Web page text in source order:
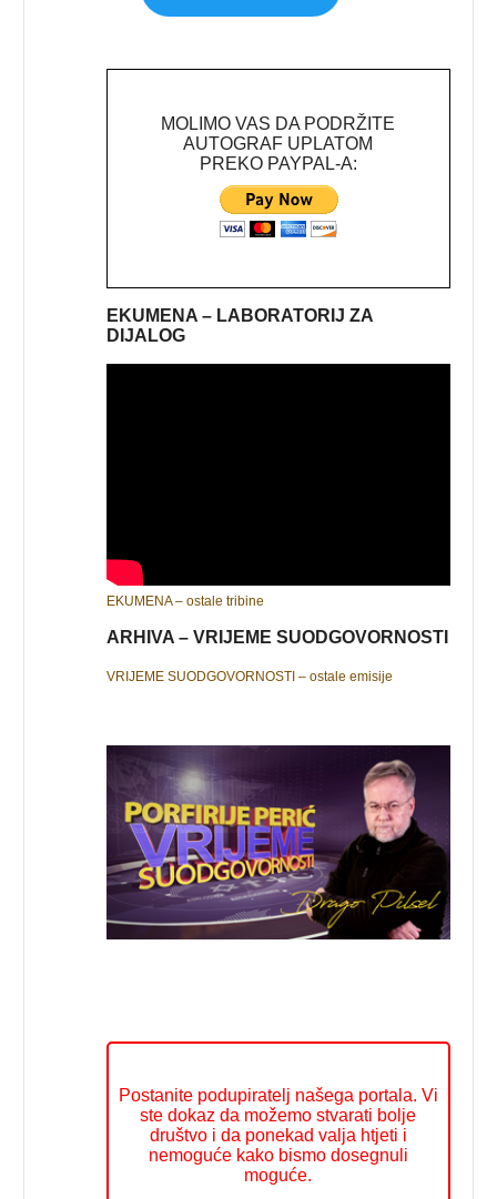
MOLIMO VAS DA PODRŽITE
AUTOGRAF UPLATOM
PREKO PAYPAL-A:
EKUMENA – LABORATORIJ ZA
DIJALOG
EKUMENA – ostale tribine
ARHIVA – VRIJEME SUODGOVORNOSTI
VRIJEME SUODGOVORNOSTI – ostale emisije
Postanite podupiratelj našega portala. Vi
ste dokaz da možemo stvarati bolje
društvo i da ponekad valja htjeti i
nemoguće kako bismo dosegnuli
moguće.